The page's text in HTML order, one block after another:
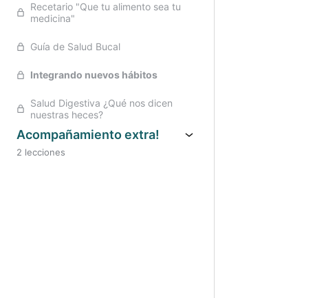
Recetario "Que tu alimento sea tu
medicina"
Guía de Salud Bucal
Integrando nuevos hábitos
Salud Digestiva ¿Qué nos dicen
nuestras heces?
Acompañamiento extra!
2 lecciones